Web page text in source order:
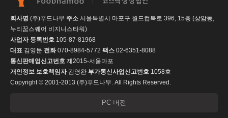
회사명 (주)푸드나무 주소 서울특별시 마포구 월드컵북로 396, 15층 (상암동,
누리꿈스퀘어 비지니스타워)
사업자 등록번호 105-87-81968
대표 김영문 전화070-8984-5772 팩스 02-6351-8088
통신판매업신고번호 제2015-서울마포
개인정보 보호책임자김영완 부가통신사업신고번호 1058호
Copyright © 2001-2013 (주)푸드나무. All Rights Reserved.
PC 버전